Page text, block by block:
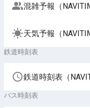
混雑予報（
天気予報（
鉄道時刻表
鉄道時刻表（
バス時刻表